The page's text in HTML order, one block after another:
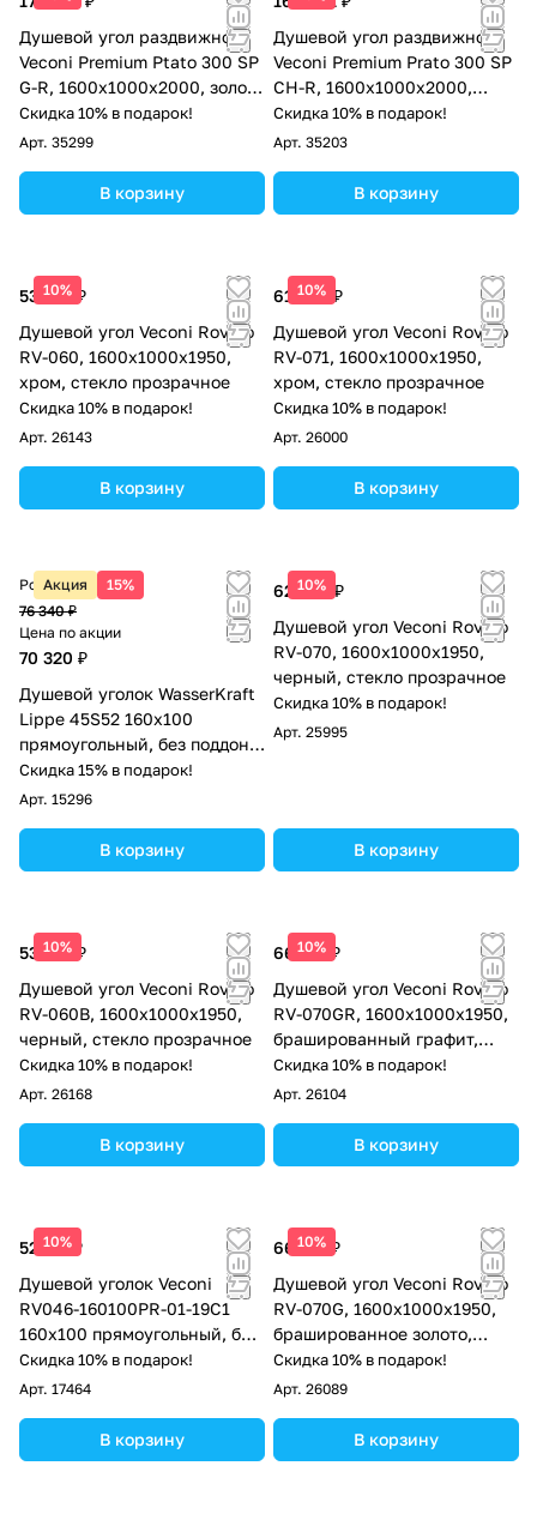
Душевой угол раздвижной
Veconi Premium Ptato 300 SP
G-R, 1600х1000x2000, золото
брашированный, стекло
прозрачное
Скидка 10% в подарок!
Арт. 35299
В корзину
Душевой угол раздвижной
Veconi Premium Prato 300 SP
CH-R, 1600х1000x2000,
хром, стекло прозрачное
Скидка 10% в подарок!
Арт. 35203
В корзину
10%
53 703 ₽
Душевой угол Veconi Rovigo
RV-060, 1600х1000х1950,
хром, стекло прозрачное
Скидка 10% в подарок!
Арт. 26143
В корзину
10%
61 820 ₽
Душевой угол Veconi Rovigo
RV-071, 1600х1000х1950,
хром, стекло прозрачное
Скидка 10% в подарок!
Арт. 26000
В корзину
Акция 15%
Розничная цена
76 340 ₽
Цена по акции
70 320 ₽
Душевой уголок WasserKraft
Lippe 45S52 160х100
прямоугольный, без поддона,
прозрачное стекло, хром
Скидка 15% в подарок!
Арт. 15296
В корзину
10%
62 420 ₽
Душевой угол Veconi Rovigo
RV-070, 1600х1000х1950,
черный, стекло прозрачное
Скидка 10% в подарок!
Арт. 25995
В корзину
10%
53 703 ₽
Душевой угол Veconi Rovigo
RV-060B, 1600х1000х1950,
черный, стекло прозрачное
Скидка 10% в подарок!
Арт. 26168
В корзину
10%
66 217 ₽
Душевой угол Veconi Rovigo
RV-070GR, 1600х1000х1950,
брашированный графит,
стекло прозрачное
Скидка 10% в подарок!
Арт. 26104
В корзину
10%
52 117 ₽
Душевой уголок Veconi
RV046-160100PR-01-19C1
160х100 прямоугольный, без
поддона, прозрачное стекло,
хром
Скидка 10% в подарок!
Арт. 17464
В корзину
10%
66 217 ₽
Душевой угол Veconi Rovigo
RV-070G, 1600х1000х1950,
брашированное золото,
стекло прозрачное
Скидка 10% в подарок!
Арт. 26089
В корзину